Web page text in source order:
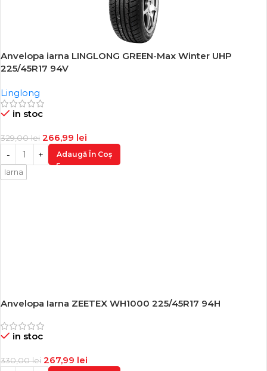
-19%
Anvelopa iarna LINGLONG GREEN-Max Winter UHP
225/45R17 94V
Linglong
in stoc
329,00lei 266,99 lei
Adaugă În Coș
Iarna
-19%
Anvelopa Iarna ZEETEX WH1000 225/45R17 94H
in stoc
330,00lei 267,99 lei